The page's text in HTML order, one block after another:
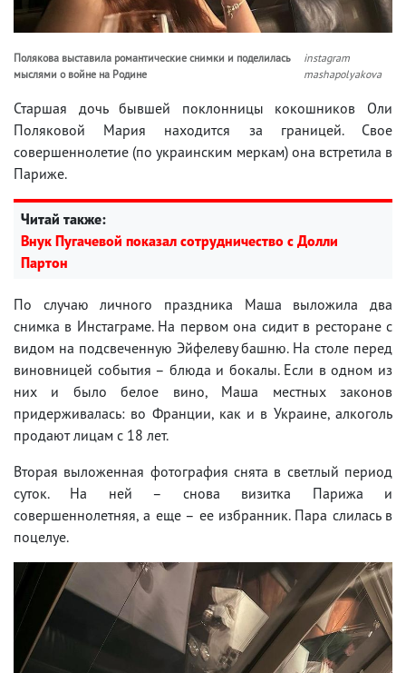
Полякова выставила романтические снимки и поделилась
мыслями о войне на Родине
instagram
mashapolyakova
Старшая дочь бывшей поклонницы кокошников Оли
Поляковой Мария находится за границей. Свое
совершеннолетие (по украинским меркам) она встретила в
Париже.
Читай также:
Внук Пугачевой показал сотрудничество с Долли
Партон
По случаю личного праздника Маша выложила два
снимка в Инстаграме. На первом она сидит в ресторане с
видом на подсвеченную Эйфелеву башню. На столе перед
виновницей события – блюда и бокалы. Если в одном из
них и было белое вино, Маша местных законов
придерживалась: во Франции, как и в Украине, алкоголь
продают лицам с 18 лет.
Вторая выложенная фотография снята в светлый период
суток. На ней – снова визитка Парижа и
совершеннолетняя, а еще – ее избранник. Пара слилась в
поцелуе.